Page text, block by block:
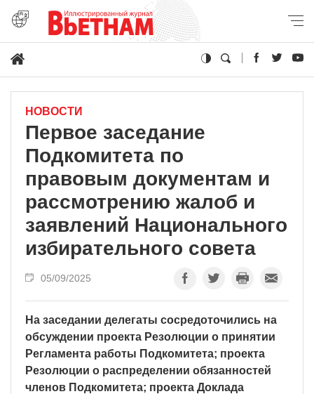
НОВОСТИ
Первое заседание
Подкомитета по
правовым документам и
рассмотрению жалоб и
заявлений Национального
избирательного совета
05/09/2025
На заседании делегаты сосредоточились на
обсуждении проекта Резолюции о принятии
Регламента работы Подкомитета; проекта
Резолюции о распределении обязанностей
членов Подкомитета; проекта Доклада